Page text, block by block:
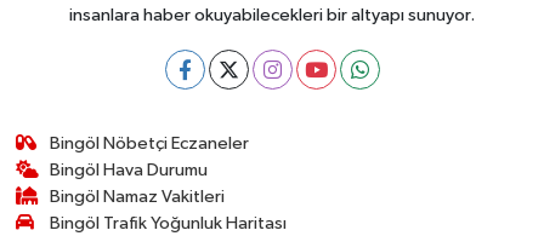
insanlara haber okuyabilecekleri bir altyapı sunuyor.
Bingöl Nöbetçi Eczaneler
Bingöl Hava Durumu
Bingöl Namaz Vakitleri
Bingöl Trafik Yoğunluk Haritası